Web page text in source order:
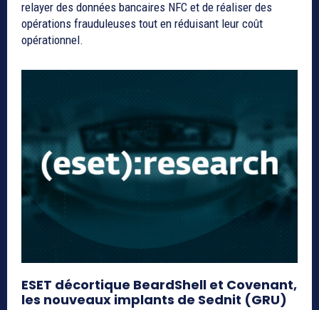
relayer des données bancaires NFC et de réaliser des
opérations frauduleuses tout en réduisant leur coût
opérationnel.
ESET décortique BeardShell et Covenant,
les nouveaux implants de Sednit (GRU)